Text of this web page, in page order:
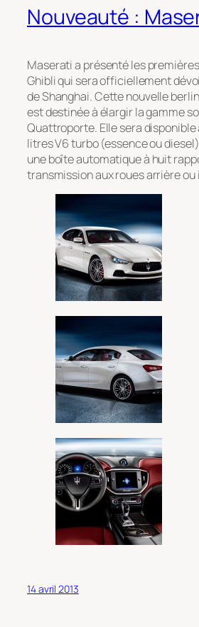
Nouveauté :
Maserati a présenté les
Ghibli qui sera officiellement
de Shanghai. Cette nouvelle
est destinée à élargir la gamme
Quattroporte. Elle sera disponible
litres V6 turbo (essence ou
une boîte automatique à huit
transmission aux roues arrière
14 avril 2013